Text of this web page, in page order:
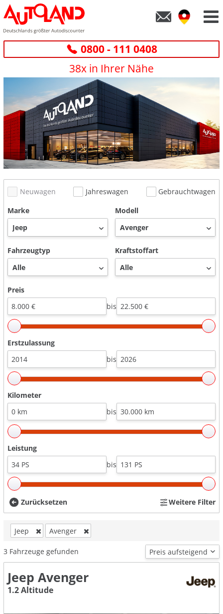
0800 - 111 0408
38x in Ihrer Nähe
Neuwagen Jahreswagen
Gebrauchtwagen
Marke
Modell
Fahrzeugtyp Kraftstoffart
Preis
bis
Erstzulassung
bis
Kilometer
bis
Leistung
bis
Zurücksetzen Weitere Filter
Jeep Avenger
3 Fahrzeuge gefunden
Jeep Avenger
1.2 Altitude